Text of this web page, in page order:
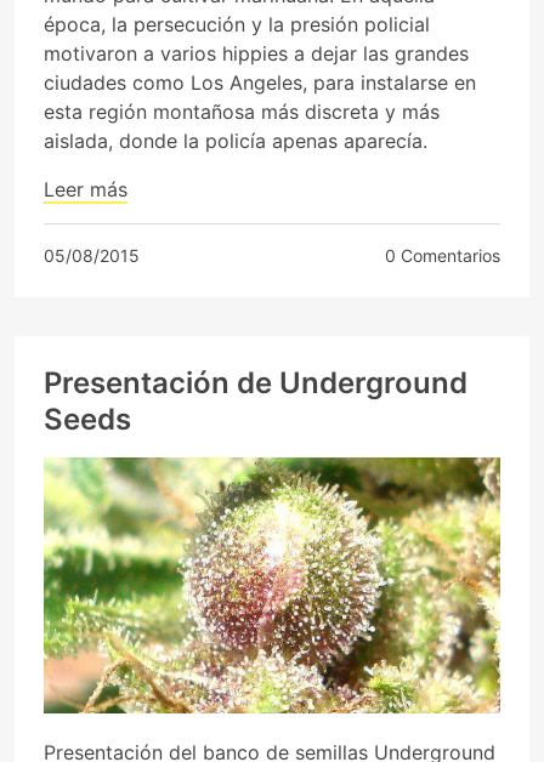
época, la persecución y la presión policial
motivaron a varios hippies a dejar las grandes
ciudades como Los Angeles, para instalarse en
esta región montañosa más discreta y más
aislada, donde la policía apenas aparecía.
Leer más
05/08/2015 0 Comentarios
Presentación de Underground
Seeds
Presentación del banco de semillas Underground